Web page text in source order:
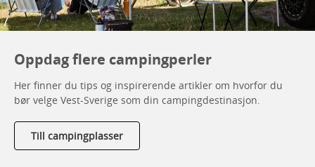
Oppdag flere campingperler
Her finner du tips og inspirerende artikler om hvorfor du
bør velge Vest-Sverige som din campingdestinasjon.
Till campingplasser